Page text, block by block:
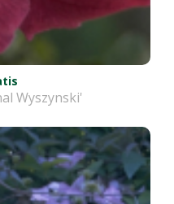
Wyszynski'